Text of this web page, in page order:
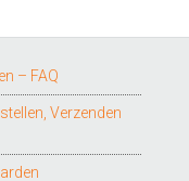
– FAQ
Verzenden